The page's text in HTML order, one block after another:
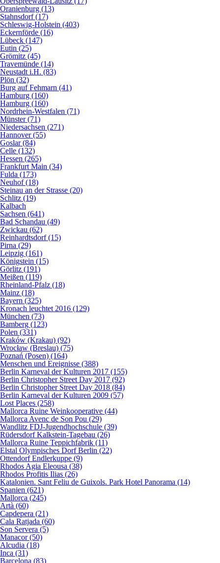
Oranienburg (13)
Stahnsdorf (17)
Schleswig-Holstein (403)
Eckernförde (16)
Lübeck (147)
Eutin (25)
Grömitz (45)
Travemünde (14)
Neustadt i.H. (83)
Plön (32)
Burg auf Fehmarn (41)
Hamburg (160)
Hamburg (160)
Nordrhein-Westfalen (71)
Münster (71)
Niedersachsen (271)
Hannover (55)
Goslar (84)
Celle (132)
Hessen (265)
Frankfurt Main (34)
Fulda (173)
Neuhof (18)
Steinau an der Strasse (20)
Schlitz (19)
Kalbach
Sachsen (641)
Bad Schandau (49)
Zwickau (62)
Reinhardtsdorf (15)
Pirna (29)
Leipzig (161)
Königstein (15)
Görlitz (191)
Meißen (119)
Rheinland-Pfalz (18)
Mainz (18)
Bayern (325)
Kronach leuchtet 2016 (129)
München (73)
Bamberg (123)
Polen (331)
Kraków (Krakau) (92)
Wrocław (Breslau) (75)
Poznań (Posen) (164)
Menschen und Ereignisse (388)
Berlin Karneval der Kulturen 2017 (155)
Berlin Christopher Street Day 2017 (92)
Berlin Christopher Street Day 2018 (84)
Berlin Karneval der Kulturen 2009 (57)
Lost Places (258)
Mallorca Ruine Weinkooperative (44)
Mallorca Avenc de Son Pou (29)
Wandlitz FDJ-Jugendhochschule (39)
Rüdersdorf Kalkstein-Tagebau (26)
Mallorca Ruine Teppichfabrik (11)
Elstal Olympisches Dorf Berlin (22)
Ottendorf Endlerkuppe (9)
Rhodos Agia Eleousa (38)
Rhodos Profitis Ilias (26)
Katalonien. Sant Feliu de Guixols. Park Hotel Panorama (14)
Spanien (621)
Mallorca (245)
Artà (60)
Capdepera (21)
Cala Ratjada (60)
Son Servera (5)
Manacor (50)
Alcudia (18)
Inca (31)
Barcelona (83)